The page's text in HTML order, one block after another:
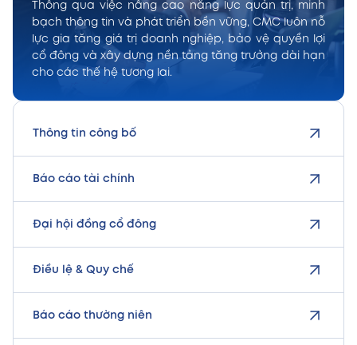
Thông qua việc nâng cao năng lực quản trị, minh
bạch thông tin và phát triển bền vững, CMC luôn nỗ
lực gia tăng giá trị doanh nghiệp, bảo vệ quyền lợi
cổ đông và xây dựng nền tảng tăng trưởng dài hạn
cho các thế hệ tương lai.
Thông tin công bố
Báo cáo tài chính
Đại hội đồng cổ đông
Điều lệ & Quy chế
Báo cáo thường niên